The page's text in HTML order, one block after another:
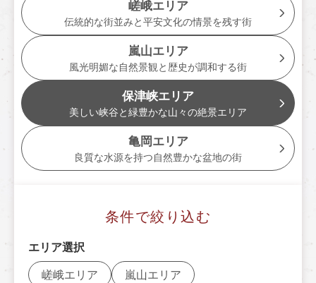
トロッコ嵯峨駅
トロッコ保津峡駅
トロッコ亀岡駅
tourist attractions
周辺観光スポット
嵐山エリア
保津峡エリア
嵯峨エリア
伝統的な街並みと平安文化の情景を残す街
嵐山エリア
風光明媚な自然景観と歴史が調和する街
保津峡エリア
美しい峡谷と緑豊かな山々の絶景エリア
亀岡エリア
良質な水源を持つ自然豊かな盆地の街
条件で絞り込む
エリア選択
嵯峨エリア
嵐山エリア